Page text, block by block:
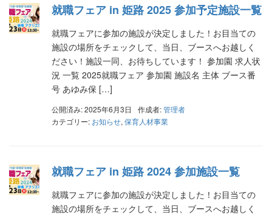
就職フェア in 姫路 2025 参加予定施設一覧
就職フェアに参加の施設が決定しました！お目当ての
施設の場所をチェックして、当日、ブースへお越しく
ださい！施設一同、お待ちしています！ 参加園 求人状
況 一覧 2025就職フェア 参加園 施設名 主体 ブース番
号 あゆみ保 […]
公開済み: 2025年6月3日 作成者:管理者
カテゴリー: お知らせ, 保育人材事業
就職フェア in 姫路 2024 参加施設一覧
就職フェアに参加の施設が決定しました！お目当ての
施設の場所をチェックして、当日、ブースへお越しく